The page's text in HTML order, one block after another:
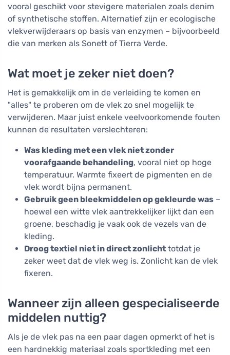
vooral geschikt voor stevigere materialen zoals denim
of synthetische stoffen. Alternatief zijn er ecologische
vlekverwijderaars op basis van enzymen – bijvoorbeeld
die van merken als Sonett of Tierra Verde.
Wat moet je zeker niet doen?
Het is gemakkelijk om in de verleiding te komen en
"alles" te proberen om de vlek zo snel mogelijk te
verwijderen. Maar juist enkele veelvoorkomende fouten
kunnen de resultaten verslechteren:
Was kleding met een vlek niet zonder
voorafgaande behandeling, vooral niet op hoge
temperatuur. Warmte fixeert de pigmenten en de
vlek wordt bijna permanent.
Gebruik geen bleekmiddelen op gekleurde was –
hoewel een witte vlek aantrekkelijker lijkt dan een
groene, beschadig je vaak ook de vezels van de
kleding.
Droog textiel niet in direct zonlicht totdat je
zeker weet dat de vlek weg is. Zonlicht kan de vlek
fixeren.
Wanneer zijn alleen gespecialiseerde
middelen nuttig?
Als je de vlek pas na een paar dagen opmerkt of het is
een hardnekkig materiaal zoals sportkleding met een